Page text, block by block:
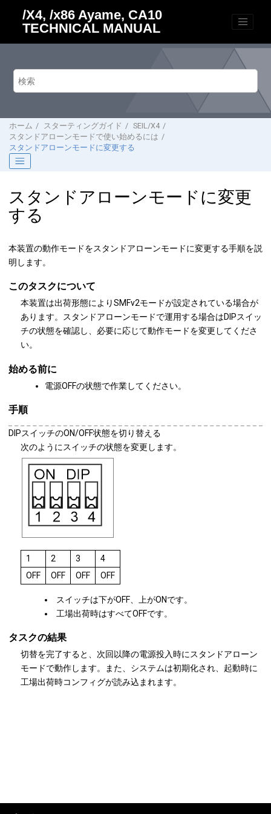
/X4, /x86 Ayame, CA10
TECHNICAL MANUAL
ホーム スターティングガイド
SEIL/X4
スタンドアローンモードで使い始めるには
スタンドアローンモードに変更する
スタンドアローンモードに変更
する
本装置の動作モードをスタンドアローンモードに変更する手順を説
明します。
このタスクについて
本装置は出荷形態によりSMFv2モードが設定されている場合が
あります。スタンドアローンモードで運用する場合はDIPスイッ
チの状態を確認し、必要に応じて動作モードを変更してくださ
い。
始める前に
電源OFFの状態で作業してください。
手順
DIPスイッチのON/OFF状態を切り替える
次のようにスイッチの状態を変更します。
1 2 3
4
OFF
OFF OFF OFF
スイッチは下がOFF、上がONです。
工場出荷時はすべてOFFです。
タスクの結果
切替を完了すると、次回以降の電源投入時にスタンドアローン
モードで動作します。また、システムは初期化され、起動時に
工場出荷時コンフィグが読み込まれます。